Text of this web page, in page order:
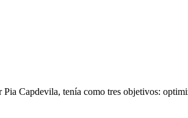
Capdevila, tenía como tres objetivos: